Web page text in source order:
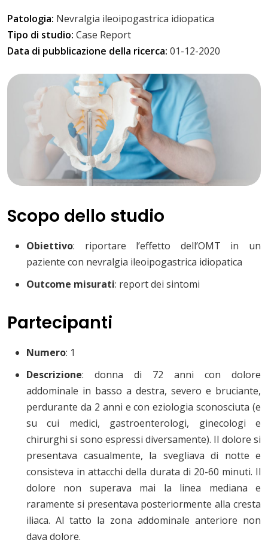
Patologia: Nevralgia ileoipogastrica idiopatica
Tipo di studio: Case Report
Data di pubblicazione della ricerca: 01-12-2020
Scopo dello studio
Obiettivo: riportare l’effetto dell’OMT in un
paziente con nevralgia ileoipogastrica idiopatica
Outcome misurati: report dei sintomi
Partecipanti
Numero: 1
Descrizione: donna di 72 anni con dolore
addominale in basso a destra, severo e bruciante,
perdurante da 2 anni e con eziologia sconosciuta (e
su cui medici, gastroenterologi, ginecologi e
chirurghi si sono espressi diversamente). Il dolore si
presentava casualmente, la svegliava di notte e
consisteva in attacchi della durata di 20-60 minuti. Il
dolore non superava mai la linea mediana e
raramente si presentava posteriormente alla cresta
iliaca. Al tatto la zona addominale anteriore non
dava dolore.